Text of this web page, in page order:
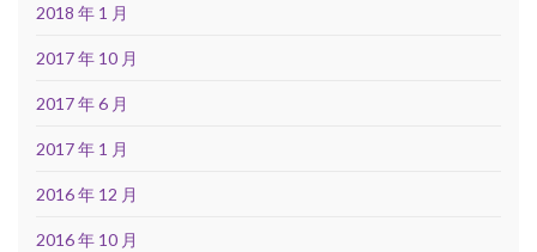
2018 年 1 月
2017 年 10 月
2017 年 6 月
2017 年 1 月
2016 年 12 月
2016 年 10 月